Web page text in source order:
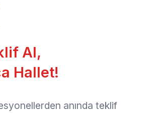
Al,
Hallet!
anında teklif